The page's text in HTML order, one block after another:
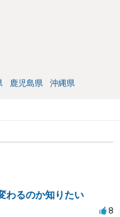
鹿児島県 沖縄県
わるのか知りたい
8